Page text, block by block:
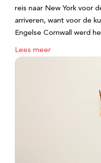
reis naar New York voor
arriveren, want voor de
Engelse Cornwall werd
Lees meer